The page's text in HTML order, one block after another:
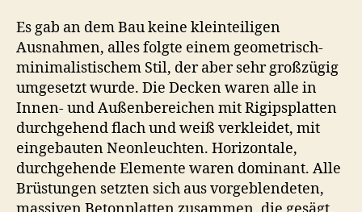
Es gab an dem Bau keine kleinteiligen
Ausnahmen, alles folgte einem geometrisch-
minimalistischem Stil, der aber sehr großzügig
umgesetzt wurde. Die Decken waren alle in
Innen- und Außenbereichen mit Rigipsplatten
durchgehend flach und weiß verkleidet, mit
eingebauten Neonleuchten. Horizontale,
durchgehende Elemente waren dominant. Alle
Brüstungen setzten sich aus vorgeblendeten,